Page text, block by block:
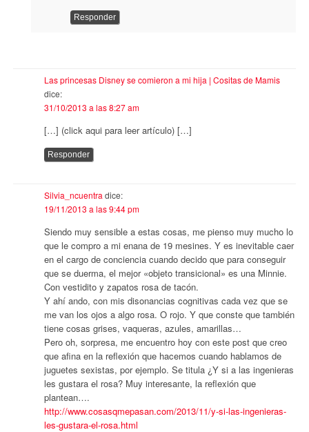
Responder
Las princesas Disney se comieron a mi hija | Cositas de Mamis
dice:
31/10/2013 a las 8:27 am
[…] (click aqui para leer artículo) […]
Responder
Silvia_ncuentra dice:
19/11/2013 a las 9:44 pm
Siendo muy sensible a estas cosas, me pienso muy mucho lo
que le compro a mi enana de 19 mesines. Y es inevitable caer
en el cargo de conciencia cuando decido que para conseguir
que se duerma, el mejor «objeto transicional» es una Minnie.
Con vestidito y zapatos rosa de tacón.
Y ahí ando, con mis disonancias cognitivas cada vez que se
me van los ojos a algo rosa. O rojo. Y que conste que también
tiene cosas grises, vaqueras, azules, amarillas…
Pero oh, sorpresa, me encuentro hoy con este post que creo
que afina en la reflexión que hacemos cuando hablamos de
juguetes sexistas, por ejemplo. Se titula ¿Y si a las ingenieras
les gustara el rosa? Muy interesante, la reflexión que
plantean….
http://www.cosasqmepasan.com/2013/11/y-si-las-ingenieras-
les-gustara-el-rosa.html